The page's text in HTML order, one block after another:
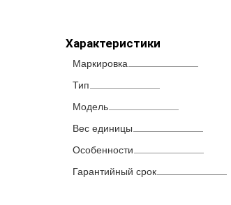
Характеристики
Маркировка
Тип
Модель
Вес единицы
Особенности
Гарантийный срок